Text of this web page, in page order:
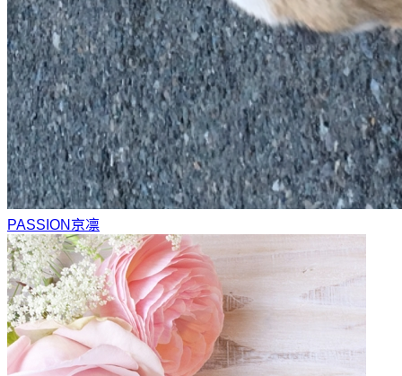
PASSION 京凛